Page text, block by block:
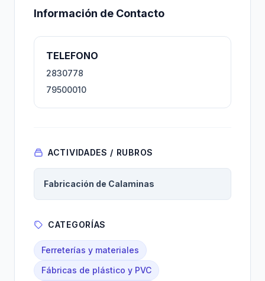
Información de Contacto
TELEFONO
2830778
79500010
ACTIVIDADES / RUBROS
Fabricación de Calaminas
CATEGORÍAS
Ferreterías y materiales
Fábricas de plástico y PVC